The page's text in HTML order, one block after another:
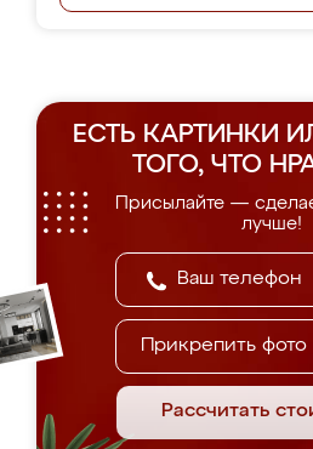
ЕСТЬ КАРТИНКИ
ТОГО, ЧТО
Присылайте —
лучше!
Прикрепить фото
Рассчитать